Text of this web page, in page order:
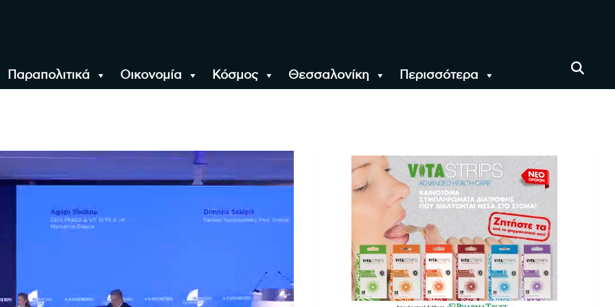
Παραπολιτικά Οικονομία Κόσμος Θεσσαλονίκη Περισσότερα